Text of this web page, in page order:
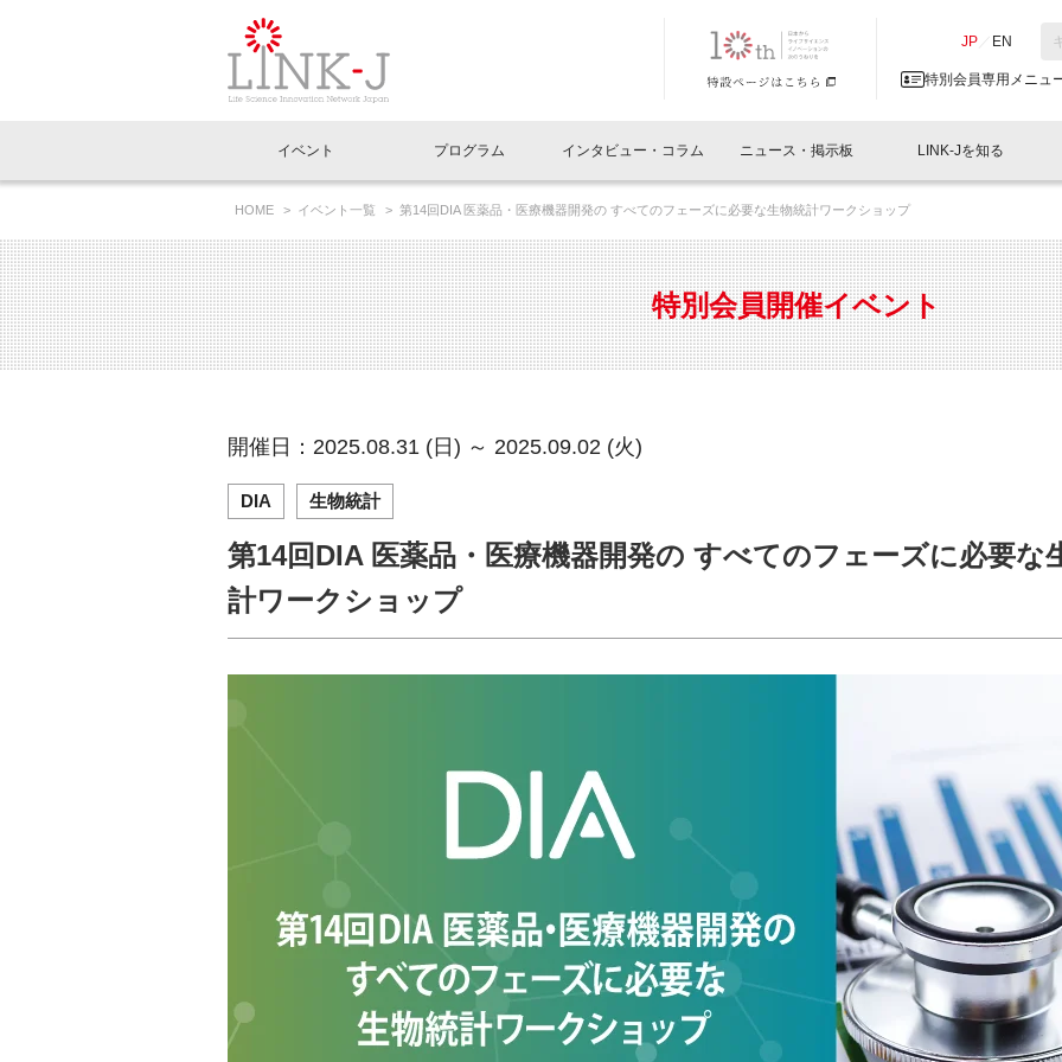
JP EN
特別会員専用メニュ
イベントお知らせメール登録
閉じる
イベント
イベント一覧
LINK-J主催・共催 特別会員開催
LINK-J協賛・協力 出展・参加
イベントレポート一覧
LINK-J主催・共催
LINK-J協賛・協力
プログラム
Out of Box相談室 What's "UNIKORN"？
インタビュー・コラム
インタビュー・コラム一覧
スペシャルインタビュー ベンチャーインタビュー 会報
連載コラム サポーターコラム 日本
ニュース・掲示板
ニュース一覧
トピック プレスリリース
メディア情報 海外関連
協賛・協力 施設
人と情報の交流掲示板一覧
会員プレスリリース
募集
LINK-Jを知る
理事長挨拶 Why in Nihonbashi
国内外連携 サポーター紹介 事業
組織概要 パンフレット GTB
特別会員一覧 特別会員について 入会
専用メニューはこちら
ラウンジ・会議室 オフィス・ラボ 施設
アクセス
HOME イベント一覧 第14回DIA 医薬品・医療機器開発の すべてのフェーズに必要な生物統計ワークショップ
特別会員開催イベント
開催日：2025.08.31 (日) ～ 2025.09.02 (火)
DIA 生物統計
第14回DIA 医薬品・医療機器開発の すべてのフェーズに必要な
計ワークショップ